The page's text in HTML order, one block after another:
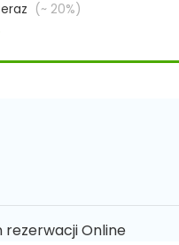
(~ 20%)
rezerwacji Online